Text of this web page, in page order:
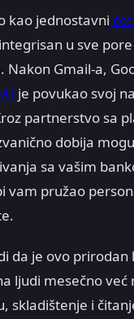
kao jednostavni
u sve
Nakon Gmail-a,
je povukao svoj
partnerstvo sa
dobija
sa vašim
vam pružao
da je ovo prirodan
ljudi mesečno već
skladištenje i